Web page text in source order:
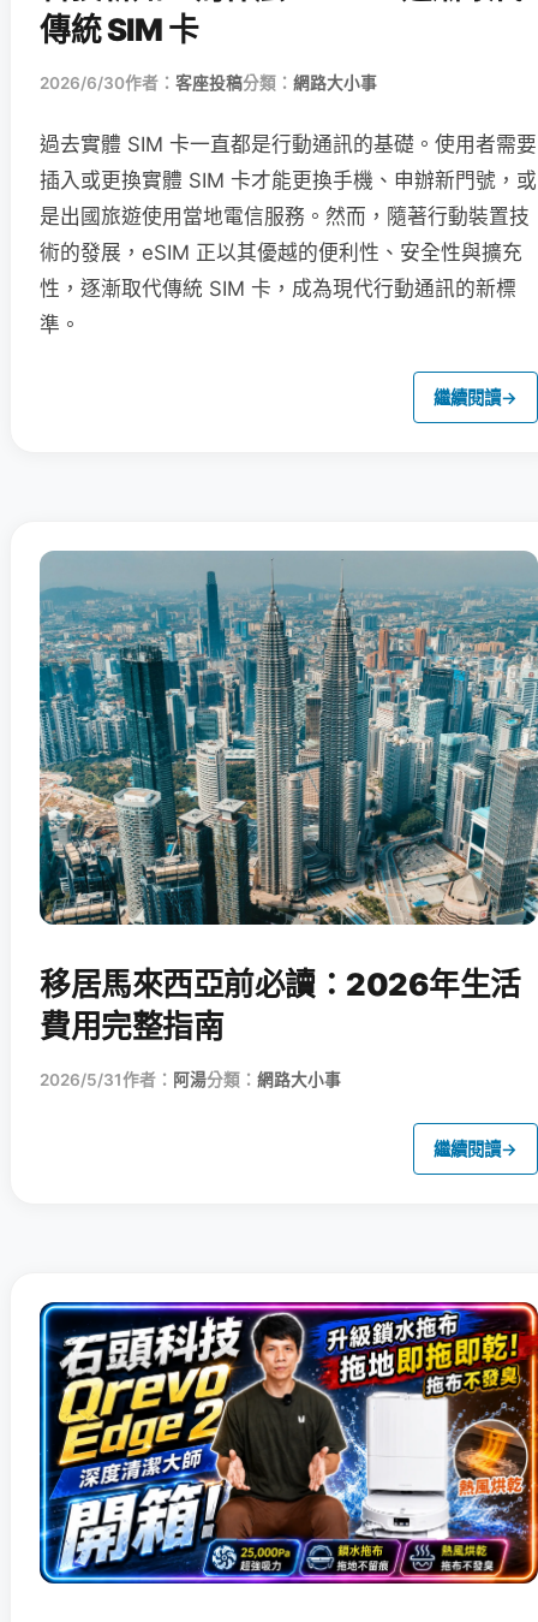
傳統 SIM 卡
2026/6/30作者： 客座投稿分類： 網路大小事
過去實體 SIM 卡一直都是行動通訊的基礎。使用者需要
插入或更換實體 SIM 卡才能更換手機、申辦新門號，或
是出國旅遊使用當地電信服務。然而，隨著行動裝置技
術的發展，eSIM 正以其優越的便利性、安全性與擴充
性，逐漸取代傳統 SIM 卡，成為現代行動通訊的新標
準。
繼續閱讀→
移居馬來西亞前必讀：2026年生活
費用完整指南
2026/5/31作者： 阿湯分類： 網路大小事
繼續閱讀→